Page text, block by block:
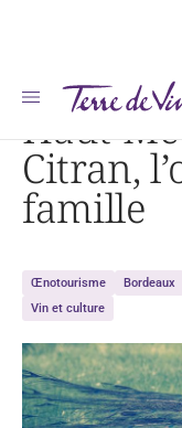
Accueil Haut-Médoc :
Haut-
Citran,
famille
Œnotourisme Bordeaux
Vin et culture